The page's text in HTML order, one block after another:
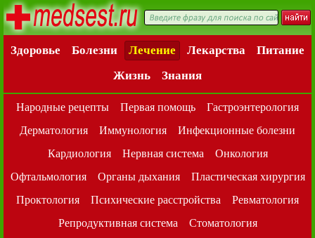
Здоровье Болезни Лечение Лекарства
Питание
Жизнь
Знания
Народные рецепты Первая помощь
Гастроэнтерология
Дерматология
Иммунология
Инфекционные болезни
Кардиология
Нервная система
Онкология
Офтальмология
Органы дыхания
Пластическая хирургия
Проктология
Психические расстройства
Ревматология
Репродуктивная система
Стоматология